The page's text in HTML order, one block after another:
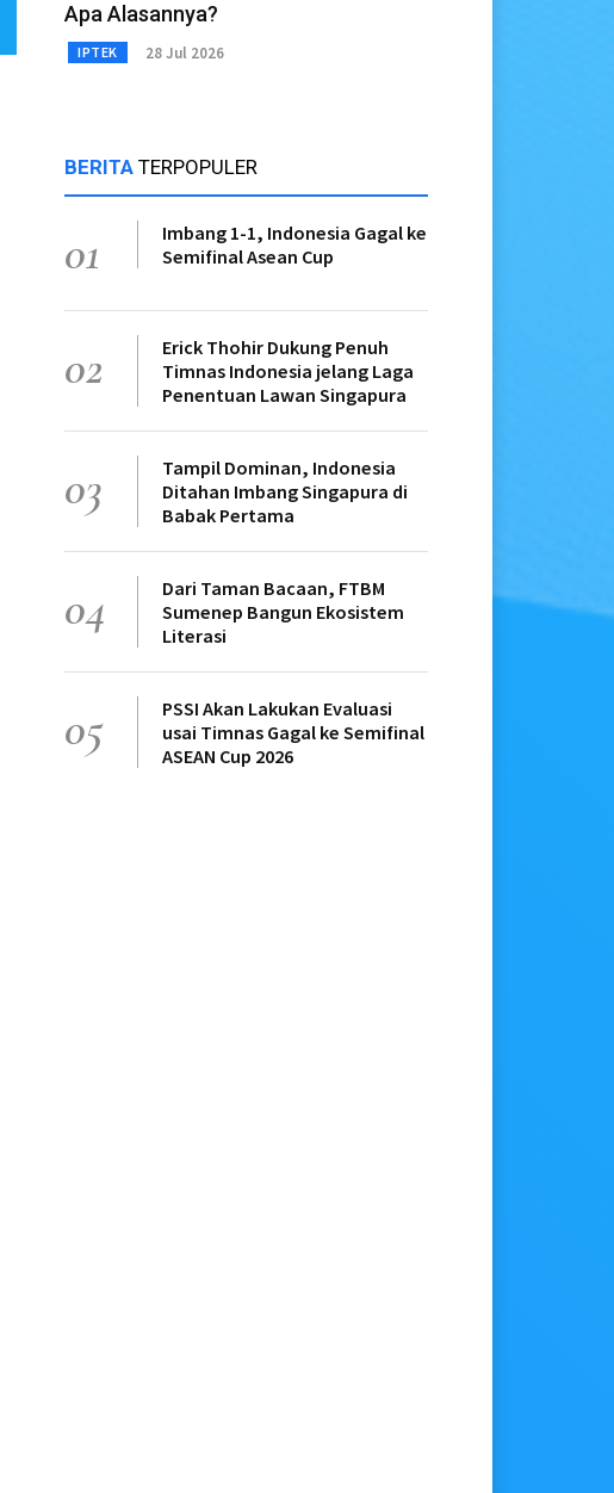
Apa Alasannya?
IPTEK 28 Jul 2026
BERITA TERPOPULER
01
Imbang 1-1, Indonesia Gagal ke
Semifinal Asean Cup
02
Erick Thohir Dukung Penuh
Timnas Indonesia jelang Laga
Penentuan Lawan Singapura
03
Tampil Dominan, Indonesia
Ditahan Imbang Singapura di
Babak Pertama
04
Dari Taman Bacaan, FTBM
Sumenep Bangun Ekosistem
Literasi
05
PSSI Akan Lakukan Evaluasi
usai Timnas Gagal ke Semifinal
ASEAN Cup 2026